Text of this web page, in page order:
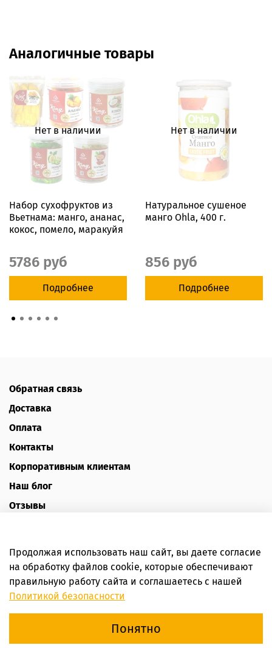
Аналогичные товары
Нет в наличии
Набор сухофруктов из
Вьетнама: манго, ананас,
кокос, помело, маракуйя
5786 руб
Подробнее
Нет в наличии
Натуральное сушеное
манго Ohla, 400 г.
856 руб
Подробнее
Обратная связь
Доставка
Оплата
Контакты
Корпоративным клиентам
Наш блог
Отзывы
Пользовательское соглашение
Интернет-магазин HoneyForYou
Продолжая использовать наш сайт, вы даете согласие
на обработку файлов cookie, которые обеспечивают
правильную работу сайта и соглашаетесь с нашей
Политикой безопасности
Понятно